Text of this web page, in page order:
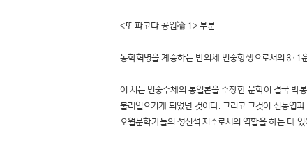
<또 파고다 공원論 1> 부분
동학혁명을 계승하는 반외세 민중항쟁으로서의 3·1
이 시는 민중주체의 통일론을 주창한 문학이 결국 박
불러일으키게 되었던 것이다. 그리고 그것이 신동엽
오월문학가들의 정신적 지주로서의 역할을 하는 데